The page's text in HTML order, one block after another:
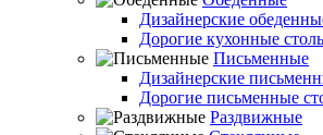
Дизайнерские
Дорогие кухонные
Письменные
Дизайнерские
Дорогие письменные
Раздвижные